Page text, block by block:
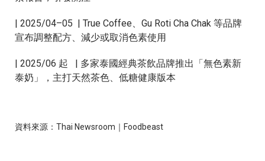
| 2025/04–05 | True Coffee、Gu Roti Cha Chak 等品牌
宣布調整配⽅、減少或取消⾊素使⽤
| 2025/06 起 | 多家泰國經典茶飲品牌推出「無⾊素新
泰奶」，主打天然茶⾊、低糖健康版本
資料來源：Thai Newsroom｜Foodbeast